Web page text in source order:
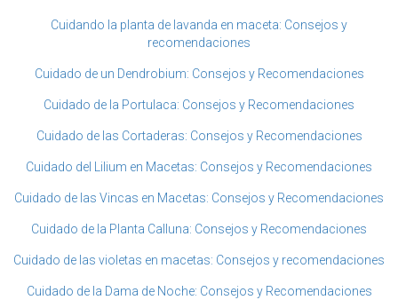
Cuidando la planta de lavanda en maceta: Consejos y
recomendaciones
Cuidado de un Dendrobium: Consejos y Recomendaciones
Cuidado de la Portulaca: Consejos y Recomendaciones
Cuidado de las Cortaderas: Consejos y Recomendaciones
Cuidado del Lilium en Macetas: Consejos y Recomendaciones
Cuidado de las Vincas en Macetas: Consejos y Recomendaciones
Cuidado de la Planta Calluna: Consejos y Recomendaciones
Cuidado de las violetas en macetas: Consejos y recomendaciones
Cuidado de la Dama de Noche: Consejos y Recomendaciones